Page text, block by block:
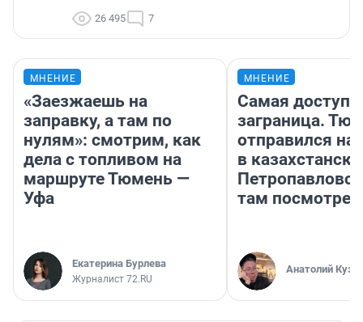
26 495 7
МНЕНИЕ
«Заезжаешь на
заправку, а там по
нулям»: смотрим, как
дела с топливом на
маршруте Тюмень —
Уфа
Екатерина Бурлева
Журналист 72.RU
МНЕНИЕ
Самая
заграница.
отправился
в
там
Анатолий